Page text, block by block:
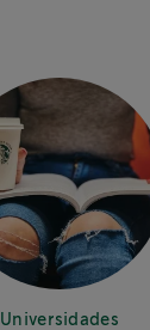
Universidades